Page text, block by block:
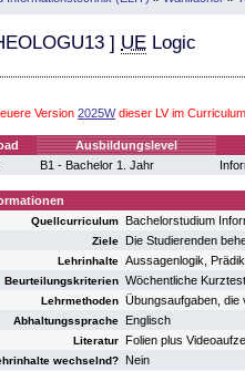
] UE Logic
Version 2025Wdieser LV im
Ausbildungslevel
B1 - Bachelor 1. Jahr
Quellcurriculum Bachelorstudium
Ziele Die Studierenden
Lehrinhalte Aussagenlogik,
Beurteilungskriterien Wöchentliche
Lehrmethoden Übungsaufgaben, die
Abhaltungssprache Englisch
Literatur Folien plus
wechselnd? Nein